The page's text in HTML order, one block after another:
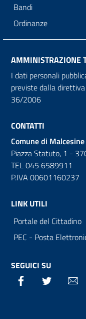
Bandi
Ordinanze
AMMINISTRAZIONE
I dati personali
previste dalla
36/2006
CONTATTI
Comune di Malcesine
Piazza Statuto, 1 -
TEL 045 6589911
P.IVA 00601160237
LINK UTILI
Portale del Cittadino
PEC - Posta
SEGUICI SU
Facebook Twitter